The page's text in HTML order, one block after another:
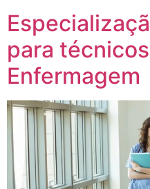
para
Enfermagem